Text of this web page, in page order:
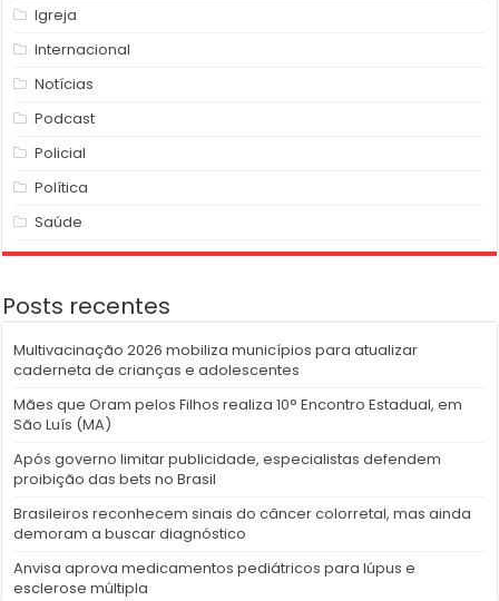
Igreja
Internacional
Notícias
Podcast
Policial
Política
Saúde
Posts recentes
Multivacinação 2026 mobiliza municípios para atualizar
caderneta de crianças e adolescentes
Mães que Oram pelos Filhos realiza 10° Encontro Estadual, em
São Luís (MA)
Após governo limitar publicidade, especialistas defendem
proibição das bets no Brasil
Brasileiros reconhecem sinais do câncer colorretal, mas ainda
demoram a buscar diagnóstico
Anvisa aprova medicamentos pediátricos para lúpus e
esclerose múltipla